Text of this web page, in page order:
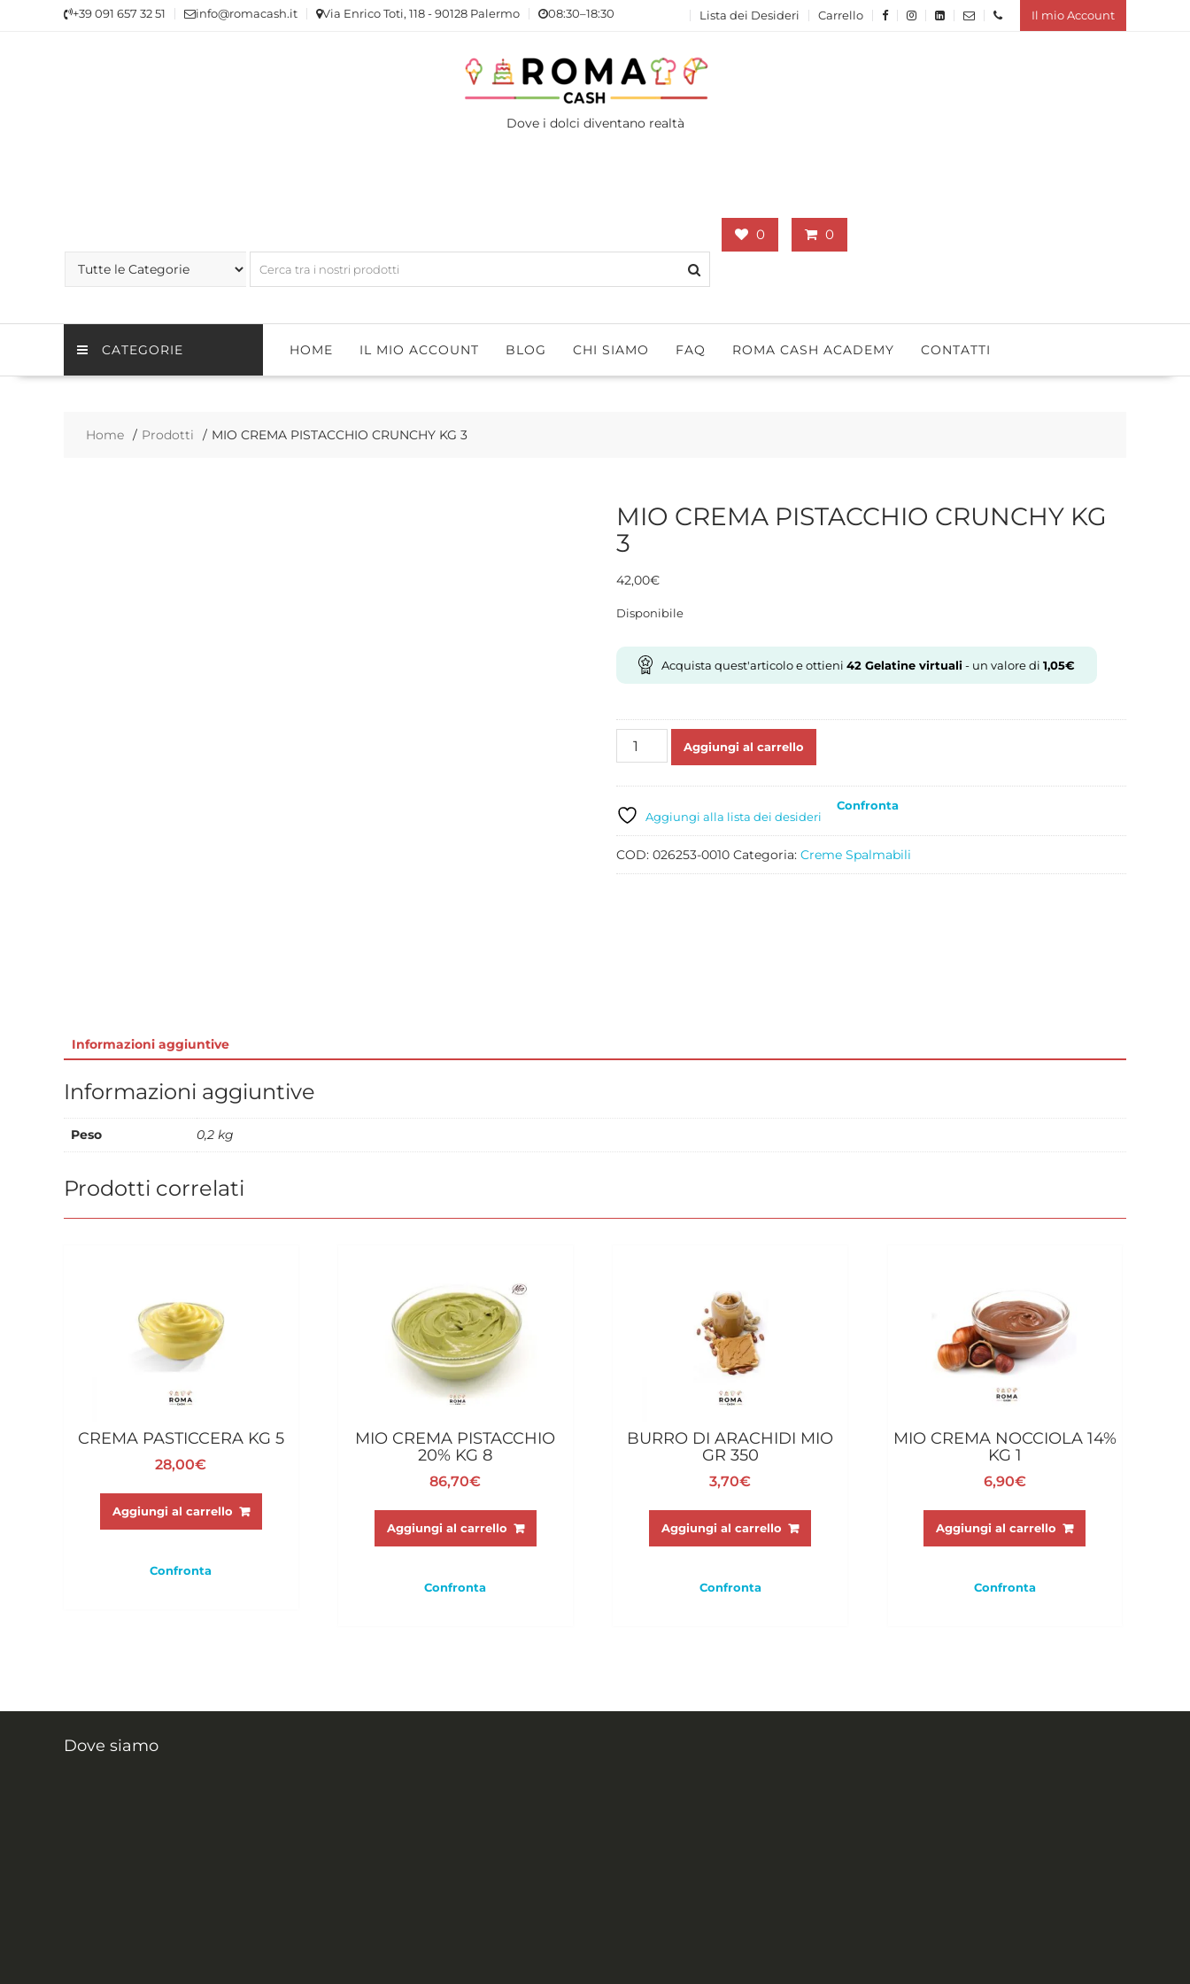
+39 091 657 32 51 info@romacash.it Via Enrico Toti, 118 - 90128 Palermo 08:30–18:30 Lista dei Desideri Carrello Il mio Account
Dove i dolci diventano realtà
0 0
CATEGORIE HOME IL MIO ACCOUNT BLOG CHI SIAMO FAQ ROMA CASH ACADEMY CONTATTI
Home Prodotti MIO CREMA PISTACCHIO CRUNCHY KG 3
MIO CREMA PISTACCHIO CRUNCHY KG
3
42,00€
Disponibile
Acquista quest'articolo e ottieni 42 Gelatine virtuali- un valore di 1,05€
MIO
KG
3
quantità
Aggiungi al carrello
Aggiungi alla lista dei desideri
Confronta
COD: 026253-0010 Categoria: Creme Spalmabili
Informazioni aggiuntive
Informazioni aggiuntive
Peso 0,2 kg
Prodotti correlati
CREMA PASTICCERA KG 5
28,00€
Aggiungi al carrello
Confronta
MIO CREMA PISTACCHIO
20% KG 8
86,70€
Aggiungi al carrello
Confronta
BURRO DI ARACHIDI MIO
GR 350
3,70€
Aggiungi al carrello
Confronta
MIO CREMA NOCCIOLA 14%
KG 1
6,90€
Aggiungi al carrello
Confronta
Dove siamo